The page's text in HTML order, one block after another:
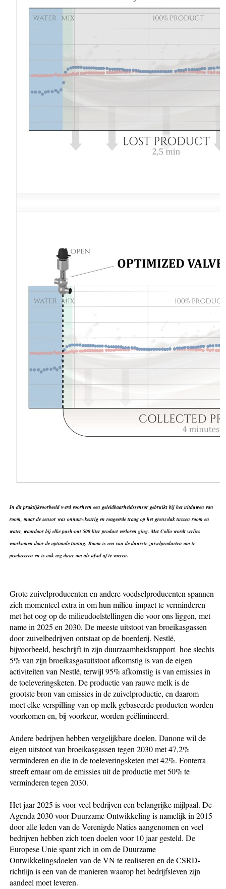
In dit praktijkvoorbeeld werd voorheen een geleidbaarheidssensor gebruikt bij het uitduwen van
room, maar de sensor was onnauwkeurig en reageerde traag op het grensvlak tussen room en
water, waardoor bij elke push-out 500 liter product verloren ging. Met Collo wordt verlies
voorkomen door de optimale timing. Room is een van de duurste zuivelproducten om te
produceren en is ook erg duur om als afval af te voeren.
Grote zuivelproducenten en andere voedselproducenten spannen
zich momenteel extra in om hun milieu-impact te verminderen
met het oog op de milieudoelstellingen die voor ons liggen, met
name in 2025 en 2030. De meeste uitstoot van broeikasgassen
door zuivelbedrijven ontstaat op de boerderij. Nestlé,
bijvoorbeeld, beschrijft in zijn duurzaamheidsrapport hoe slechts
5% van zijn broeikasgasuitstoot afkomstig is van de eigen
activiteiten van Nestlé, terwijl 95% afkomstig is van emissies in
de toeleveringsketen. De productie van rauwe melk is de
grootste bron van emissies in de zuivelproductie, en daarom
moet elke verspilling van op melk gebaseerde producten worden
voorkomen en, bij voorkeur, worden geëlimineerd.
Andere bedrijven hebben vergelijkbare doelen. Danone wil de
eigen uitstoot van broeikasgassen tegen 2030 met 47,2%
verminderen en die in de toeleveringsketen met 42%. Fonterra
streeft ernaar om de emissies uit de productie met 50% te
verminderen tegen 2030.
Het jaar 2025 is voor veel bedrijven een belangrijke mijlpaal. De
Agenda 2030 voor Duurzame Ontwikkeling is namelijk in 2015
door alle leden van de Verenigde Naties aangenomen en veel
bedrijven hebben zich toen doelen voor 10 jaar gesteld. De
Europese Unie spant zich in om de Duurzame
Ontwikkelingsdoelen van de VN te realiseren en de CSRD-
richtlijn is een van de manieren waarop het bedrijfsleven zijn
aandeel moet leveren.